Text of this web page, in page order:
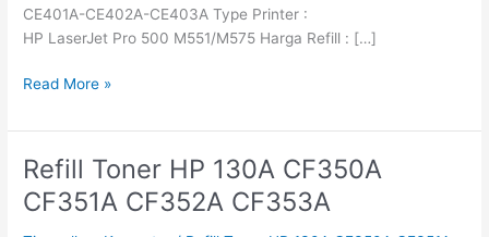
CE401A-CE402A-CE403A Type Printer :
HP LaserJet Pro 500 M551/M575 Harga Refill : […]
Read More »
Refill Toner HP 130A CF350A
CF351A CF352A CF353A
Refill
Toner
HP